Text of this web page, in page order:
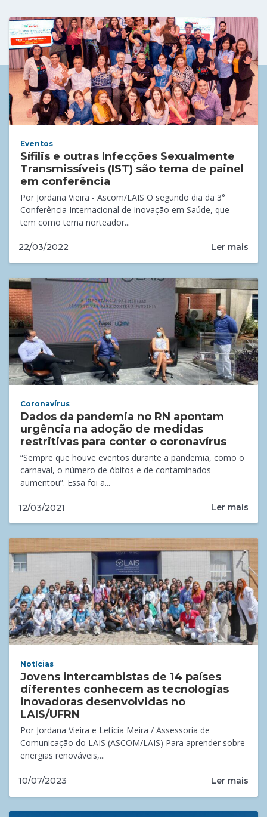
Eventos
Sífilis e outras Infecções Sexualmente
Transmissíveis (IST) são tema de painel
em conferência
Por Jordana Vieira - Ascom/LAIS O segundo dia da 3°
Conferência Internacional de Inovação em Saúde, que
tem como tema norteador...
22/03/2022 Ler mais
Coronavírus
Dados da pandemia no RN apontam
urgência na adoção de medidas
restritivas para conter o coronavírus
“Sempre que houve eventos durante a pandemia, como o
carnaval, o número de óbitos e de contaminados
aumentou”. Essa foi a...
12/03/2021 Ler mais
Notícias
Jovens intercambistas de 14 países
diferentes conhecem as tecnologias
inovadoras desenvolvidas no
LAIS/UFRN
Por Jordana Vieira e Letícia Meira / Assessoria de
Comunicação do LAIS (ASCOM/LAIS) Para aprender sobre
energias renováveis,...
10/07/2023 Ler mais